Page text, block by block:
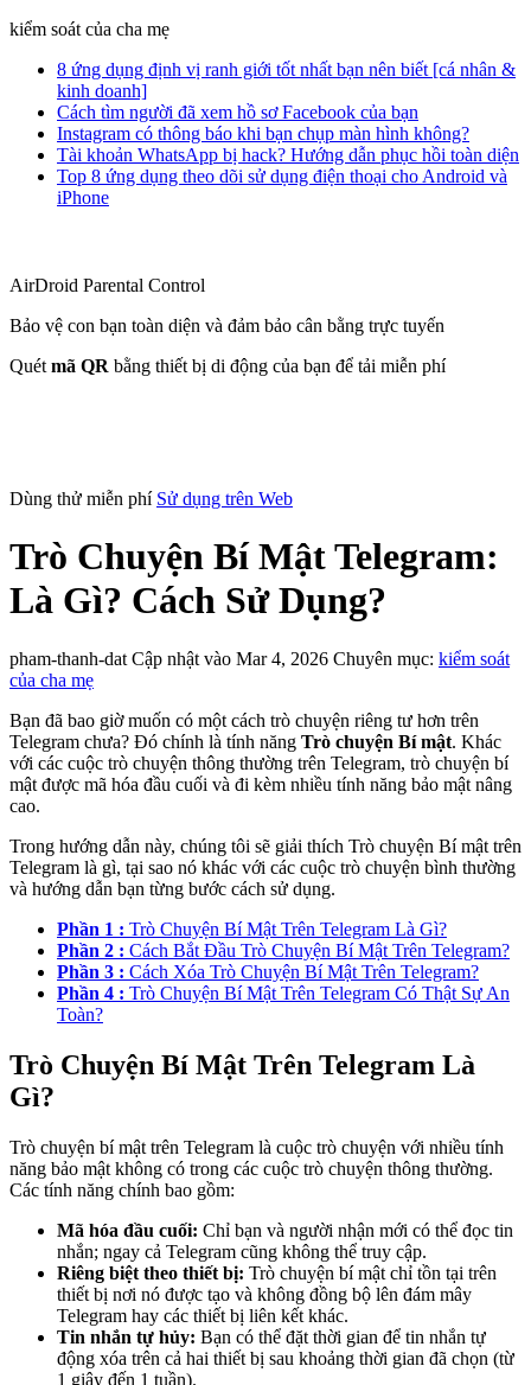
kiểm soát của cha mẹ
8 ứng dụng định vị ranh giới tốt nhất bạn nên biết [cá nhân &
kinh doanh]
Cách tìm người đã xem hồ sơ Facebook của bạn
Instagram có thông báo khi bạn chụp màn hình không?
Tài khoản WhatsApp bị hack? Hướng dẫn phục hồi toàn diện
Top 8 ứng dụng theo dõi sử dụng điện thoại cho Android và
iPhone
AirDroid Parental Control
Bảo vệ con bạn toàn diện và đảm bảo cân bằng trực tuyến
Quét mã QR bằng thiết bị di động của bạn để tải miễn phí
Dùng thử miễn phí Sử dụng trên Web
Trò Chuyện Bí Mật Telegram:
Là Gì? Cách Sử Dụng?
pham-thanh-dat Cập nhật vào Mar 4, 2026 Chuyên mục: kiểm soát
của cha mẹ
Bạn đã bao giờ muốn có một cách trò chuyện riêng tư hơn trên
Telegram chưa? Đó chính là tính năng Trò chuyện Bí mật. Khác
với các cuộc trò chuyện thông thường trên Telegram, trò chuyện bí
mật được mã hóa đầu cuối và đi kèm nhiều tính năng bảo mật nâng
cao.
Trong hướng dẫn này, chúng tôi sẽ giải thích Trò chuyện Bí mật trên
Telegram là gì, tại sao nó khác với các cuộc trò chuyện bình thường
và hướng dẫn bạn từng bước cách sử dụng.
Phần 1 : Trò Chuyện Bí Mật Trên Telegram Là Gì?
Phần 2 : Cách Bắt Đầu Trò Chuyện Bí Mật Trên Telegram?
Phần 3 : Cách Xóa Trò Chuyện Bí Mật Trên Telegram?
Phần 4 : Trò Chuyện Bí Mật Trên Telegram Có Thật Sự An
Toàn?
Trò Chuyện Bí Mật Trên Telegram Là
Gì?
Trò chuyện bí mật trên Telegram là cuộc trò chuyện với nhiều tính
năng bảo mật không có trong các cuộc trò chuyện thông thường.
Các tính năng chính bao gồm:
Mã hóa đầu cuối: Chỉ bạn và người nhận mới có thể đọc tin
nhắn; ngay cả Telegram cũng không thể truy cập.
Riêng biệt theo thiết bị: Trò chuyện bí mật chỉ tồn tại trên
thiết bị nơi nó được tạo và không đồng bộ lên đám mây
Telegram hay các thiết bị liên kết khác.
Tin nhắn tự hủy: Bạn có thể đặt thời gian để tin nhắn tự
động xóa trên cả hai thiết bị sau khoảng thời gian đã chọn (từ
1 giây đến 1 tuần).